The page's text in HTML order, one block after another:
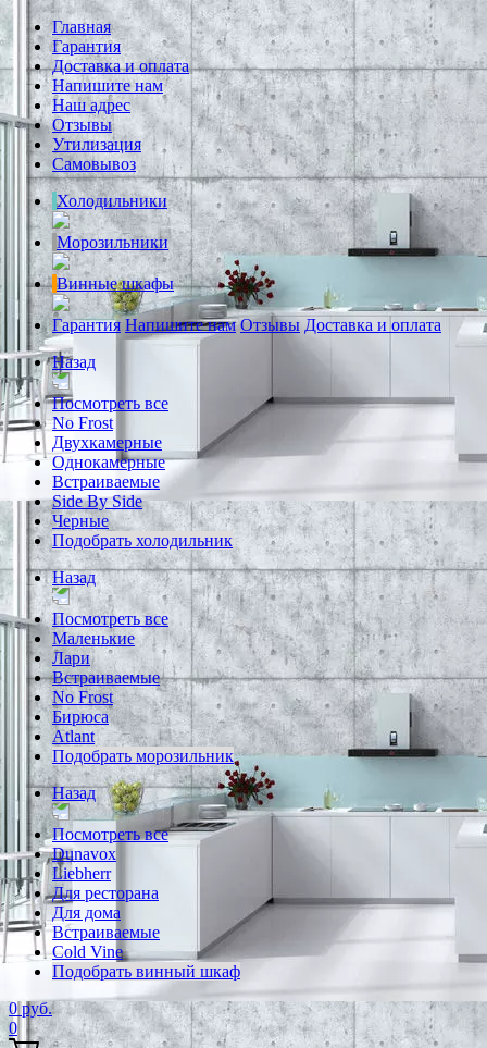
Главная
Гарантия
Доставка и оплата
Напишите нам
Наш адрес
Отзывы
Утилизация
Самовывоз
Холодильники
Морозильники
Винные шкафы
Гарантия Напишите нам Отзывы Доставка и оплата
Назад
Посмотреть все
No Frost
Двухкамерные
Однокамерные
Встраиваемые
Side By Side
Черные
Подобрать холодильник
Назад
Посмотреть все
Маленькие
Лари
Встраиваемые
No Frost
Бирюса
Atlant
Подобрать морозильник
Назад
Посмотреть все
Dunavox
Liebherr
Для ресторана
Для дома
Встраиваемые
Cold Vine
Подобрать винный шкаф
0 руб.
0